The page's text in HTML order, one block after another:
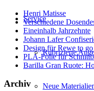
Service
Rubrizierte
Neue
Henri Matisse
Verschiedene
Eineinhalb Jahrzehnte
Johann Lafer
Design für Rewe to
PLA-Folie für
Barilla Gran Ruote:
Archiv